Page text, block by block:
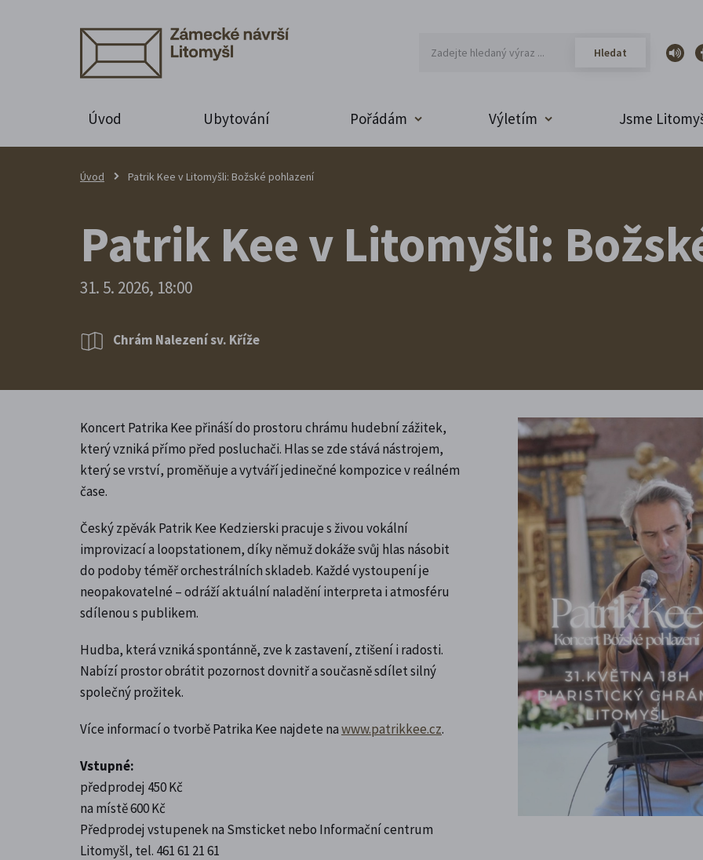
Úvod Ubytování Pořádám Výletím Jsme
Úvod Patrik Kee v Litomyšli: Božské pohlazení
Patrik Kee v Litomyšli:
31. 5. 2026, 18:00
Chrám Nalezení sv. Kříže
Koncert Patrika Kee přináší do prostoru chrámu hudební zážitek,
který vzniká přímo před posluchači. Hlas se zde stává nástrojem,
který se vrství, proměňuje a vytváří jedinečné kompozice v reálném
čase.
Český zpěvák Patrik Kee Kedzierski pracuje s živou vokální
improvizací a loopstationem, díky němuž dokáže svůj hlas násobit
do podoby téměř orchestrálních skladeb. Každé vystoupení je
neopakovatelné – odráží aktuální naladění interpreta i atmosféru
sdílenou s publikem.
Hudba, která vzniká spontánně, zve k zastavení, ztišení i radosti.
Nabízí prostor obrátit pozornost dovnitř a současně sdílet silný
společný prožitek.
Více informací o tvorbě Patrika Kee najdete nawww.patrikkee.cz.
Vstupné:
předprodej 450 Kč
na místě 600 Kč
Předprodej vstupenek na Smsticket nebo Informační centrum
Litomyšl, tel. 461 61 21 61